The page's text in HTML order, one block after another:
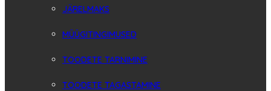
JÄRELMAKS
MÜÜGITINGIMUSED
TOODETE TARNIMINE
TOODETE TAGASTAMINE